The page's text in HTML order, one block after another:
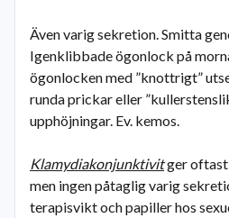
Även varig sekretion. Smitta
Igenklibbade ögonlock på
ögonlocken med ”knottrigt”
runda prickar eller
upphöjningar. Ev. kemos.
Klamydiakonjunktivitger oftast
men ingen påtaglig varig
terapisvikt och papiller hos